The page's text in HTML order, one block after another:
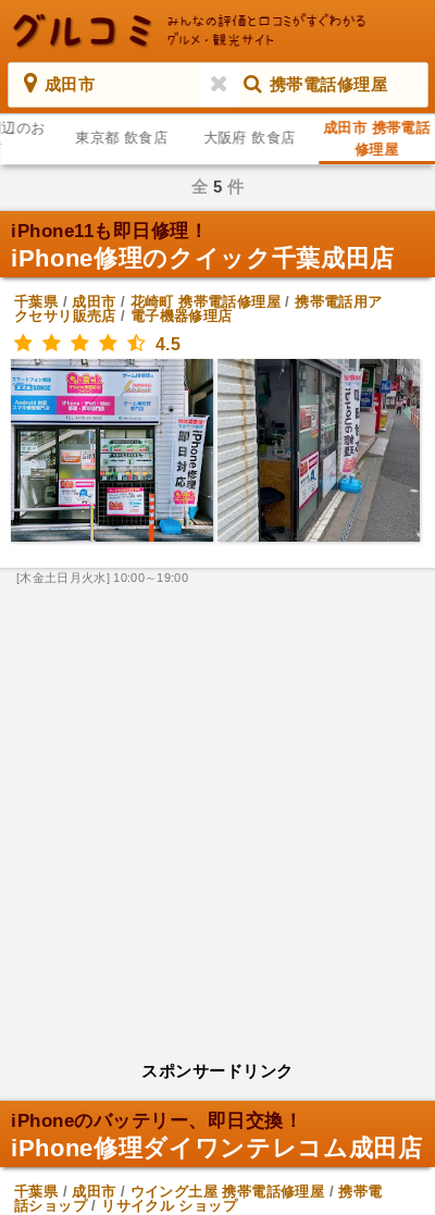
成田市 携帯電話修理屋
のお
東京都 飲食店 大阪府 飲食店
成田市 携帯電話
修理屋
全 5 件
iPhone11も即日修理！
iPhone修理のクイック千葉成田店
千葉県/成田市 / 花崎町 携帯電話修理屋/携帯電話用ア
クセサリ販売店 / 電子機器修理店
4.5
[木金土日月火水] 10:00～19:00
スポンサードリンク
iPhoneのバッテリー、即日交換！
iPhone修理ダイワンテレコム成田店
千葉県/成田市 / ウイング土屋 携帯電話修理屋 /携帯電
話ショップ/ リサイクル ショップ